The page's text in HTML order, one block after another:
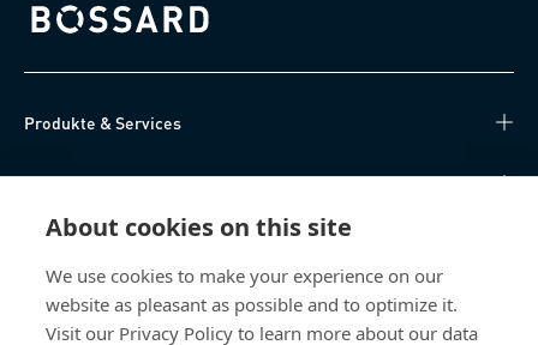
About cookies on this site
We use cookies to make your experience on our
website as pleasant as possible and to optimize it.
Visit our Privacy Policy to learn more about our data
Bossard homepage
Produkte & Services
Wissen
Über uns